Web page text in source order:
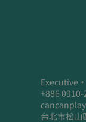
Executive
+886 0910-
台北市松山